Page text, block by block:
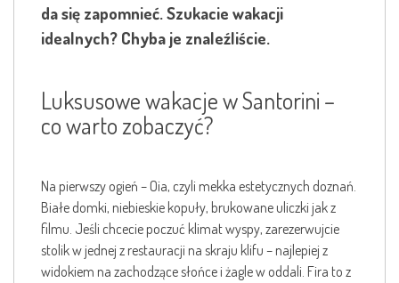
da się zapomnieć. Szukacie wakacji
idealnych? Chyba je znaleźliście.
Luksusowe wakacje w Santorini –
co warto zobaczyć?
Na pierwszy ogień – Oia, czyli mekka estetycznych doznań.
Białe domki, niebieskie kopuły, brukowane uliczki jak z
filmu. Jeśli chcecie poczuć klimat wyspy, zarezerwujcie
stolik w jednej z restauracji na skraju klifu – najlepiej z
widokiem na zachodzące słońce i żagle w oddali. Fira to z